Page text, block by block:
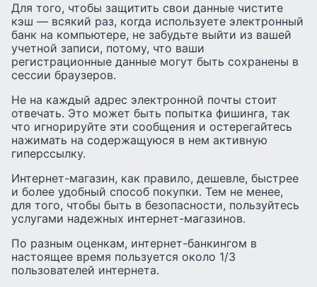
Для того, чтобы защитить свои данные чистите
кэш — всякий раз, когда используете электронный
банк на компьютере, не забудьте выйти из вашей
учетной записи, потому, что ваши
регистрационные данные могут быть сохранены в
сессии браузеров.
Не на каждый адрес электронной почты стоит
отвечать. Это может быть попытка фишинга, так
что игнорируйте эти сообщения и остерегайтесь
нажимать на содержащуюся в нем активную
гиперссылку.
Интернет-магазин, как правило, дешевле, быстрее
и более удобный способ покупки. Тем не менее,
для того, чтобы быть в безопасности, пользуйтесь
услугами надежных интернет-магазинов.
По разным оценкам, интернет-банкингом в
настоящее время пользуется около 1/3
пользователей интернета.